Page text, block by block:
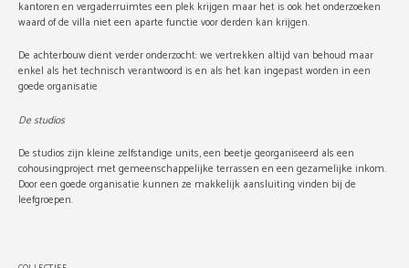
kantoren en vergaderruimtes een plek krijgen maar het is ook het onderzoeken
waard of de villa niet een aparte functie voor derden kan krijgen.
De achterbouw dient verder onderzocht: we vertrekken altijd van behoud maar
enkel als het technisch verantwoord is en als het kan ingepast worden in een
goede organisatie
De studios
De studios zijn kleine zelfstandige units, een beetje georganiseerd als een
cohousingproject met gemeenschappelijke terrassen en een gezamelijke inkom.
Door een goede organisatie kunnen ze makkelijk aansluiting vinden bij de
leefgroepen.